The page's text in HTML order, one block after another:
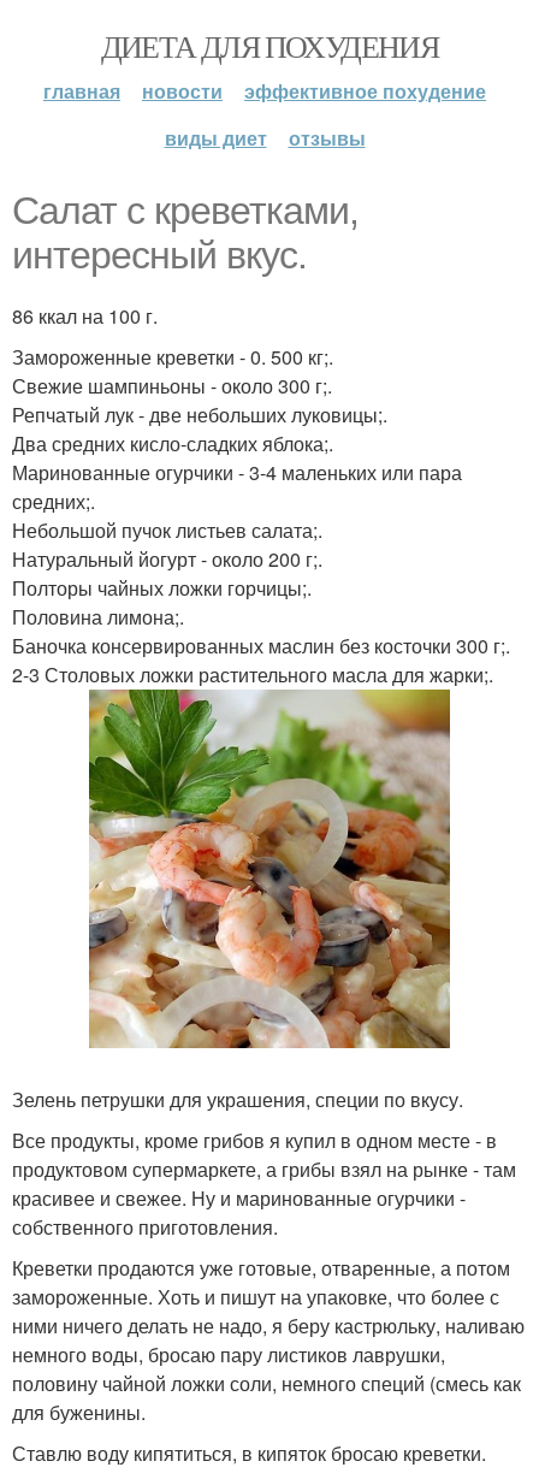
ДИЕТА ДЛЯ ПОХУДЕНИЯ
главная новости
эффективное похудение
виды диет
отзывы
Салат с креветками,
интересный вкус.
86 ккал на 100 г.
Замороженные креветки - 0. 500 кг;.
Свежие шампиньоны - около 300 г;.
Репчатый лук - две небольших луковицы;.
Два средних кисло-сладких яблока;.
Маринованные огурчики - 3-4 маленьких или пара
средних;.
Небольшой пучок листьев салата;.
Натуральный йогурт - около 200 г;.
Полторы чайных ложки горчицы;.
Половина лимона;.
Баночка консервированных маслин без косточки 300 г;.
2-3 Столовых ложки растительного масла для жарки;.
Зелень петрушки для украшения, специи по вкусу.
Все продукты, кроме грибов я купил в одном месте - в
продуктовом супермаркете, а грибы взял на рынке - там
красивее и свежее. Ну и маринованные огурчики -
собственного приготовления.
Креветки продаются уже готовые, отваренные, а потом
замороженные. Хоть и пишут на упаковке, что более с
ними ничего делать не надо, я беру кастрюльку, наливаю
немного воды, бросаю пару листиков лаврушки,
половину чайной ложки соли, немного специй (смесь как
для буженины.
Ставлю воду кипятиться, в кипяток бросаю креветки.